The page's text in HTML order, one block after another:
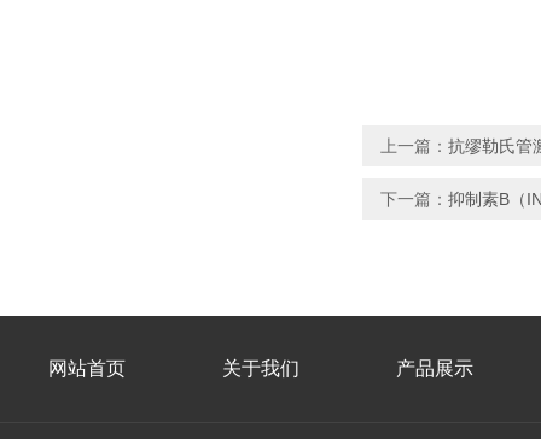
上一篇： 抗缪勒氏管
下一篇： 抑制素B（
网站首页 关于我们 产品展示